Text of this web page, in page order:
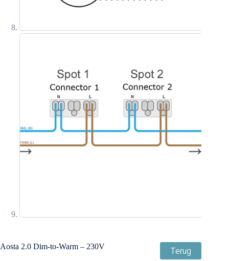
Aosta 2.0 Dim-to-Warm – 230V Terug